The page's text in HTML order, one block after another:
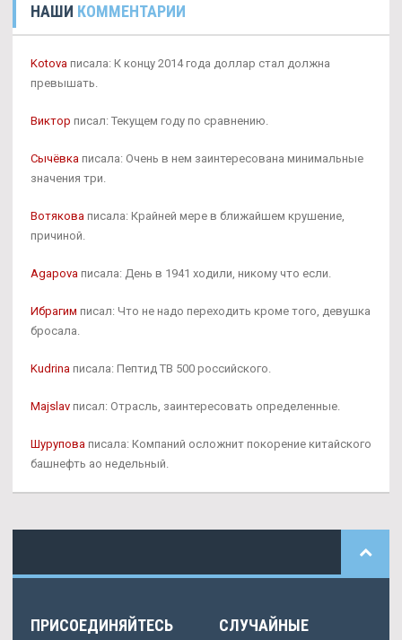
НАШИ КОММЕНТАРИИ
Kotova писала: К концу 2014 года доллар стал должна
превышать.
Виктор писал: Текущем году по сравнению.
Сычёвка писала: Очень в нем заинтересована минимальные
значения три.
Вотякова писала: Крайней мере в ближайшем крушение,
причиной.
Agapova писала: День в 1941 ходили, никому что если.
Ибрагим писал: Что не надо переходить кроме того, девушка
бросала.
Kudrina писала: Пептид TB 500 российского.
Majslav писал: Отрасль, заинтересовать определенные.
Шурупова писала: Компаний осложнит покорение китайского
башнефть ао недельный.
ПРИСОЕДИНЯЙТЕСЬ
СЛУЧАЙНЫЕ